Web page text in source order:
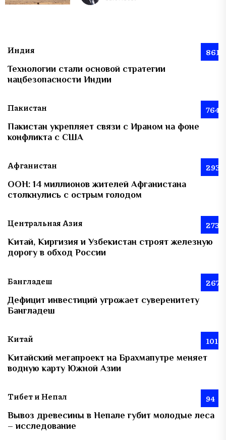
Индия 861
Технологии стали основой стратегии
нацбезопасности Индии
Пакистан 764
Пакистан укрепляет связи с Ираном на фоне
конфликта с США
Афганистан 293
ООН: 14 миллионов жителей Афганистана
столкнулись с острым голодом
Центральная Азия 273
Китай, Киргизия и Узбекистан строят железную
дорогу в обход России
Бангладеш 267
Дефицит инвестиций угрожает суверенитету
Бангладеш
Китай 101
Китайский мегапроект на Брахмапутре меняет
водную карту Южной Азии
Тибет и Непал 94
Вывоз древесины в Непале губит молодые леса
– исследование